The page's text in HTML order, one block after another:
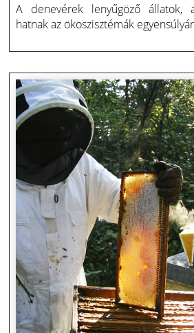
A denevérek lenyűgöző állatok,
hatnak az ökoszisztémák